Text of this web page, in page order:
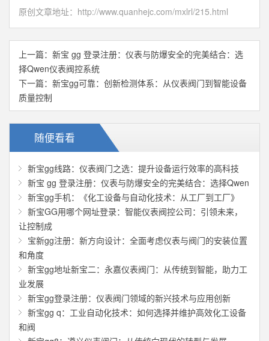
原创文章地址： http://www.quanhejc.com/mxlrl/215.html
上一篇： 新宝 gg 登录注册：仪表与防爆安全的完美结合：选
择Qwen仪表阀控系统
下一篇： 新宝gg可靠：创新检测体系：从仪表阀门到智能设备
质量控制
随便看看
新宝gg线路：仪表阀门之选：提升设备运行效率的高科技
新宝 gg 登录注册：仪表与防爆安全的完美结合：选择Qwen
新宝gg手机：《化工设备与自动化技术：从工厂到工厂》
新宝GG用哪个网址登录：智能仪表阀控公司：引领未来，
让控制成
宝新gg注册：新方向设计：全面考虑仪表与阀门的安装位置
和角度
新宝gg地址新宝二：永嘉仪表阀门：从传统到智能，助力工
业发展
新宝gg登录注册：仪表阀门领域的新兴技术与应用创新
新宝gg q：工业自动化技术：如何选择并维护高效化工设备
和阀